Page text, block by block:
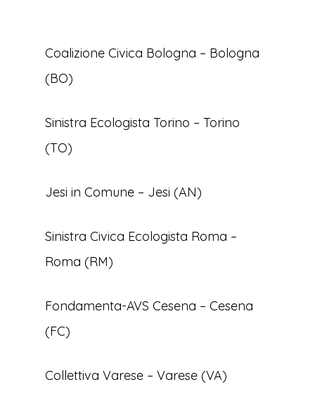
Coalizione Civica Bologna – Bologna
(BO)
Sinistra Ecologista Torino – Torino
(TO)
Jesi in Comune – Jesi (AN)
Sinistra Civica Ecologista Roma –
Roma (RM)
Fondamenta-AVS Cesena – Cesena
(FC)
Collettiva Varese – Varese (VA)